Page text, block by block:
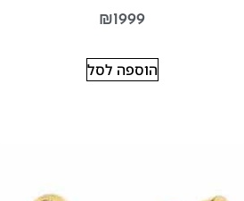
₪1999
הוספה לסל